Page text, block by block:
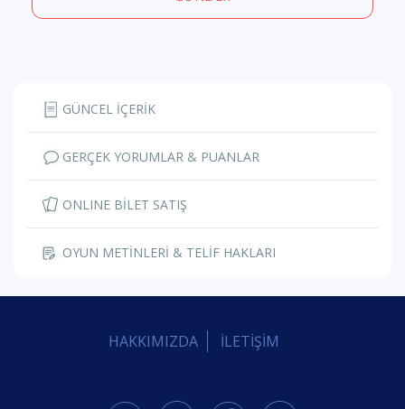
GÜNCEL İÇERİK
GERÇEK YORUMLAR & PUANLAR
ONLINE BİLET SATIŞ
OYUN METİNLERİ & TELİF HAKLARI
HAKKIMIZDA İLETİŞİM